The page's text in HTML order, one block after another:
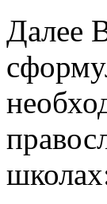
Далее